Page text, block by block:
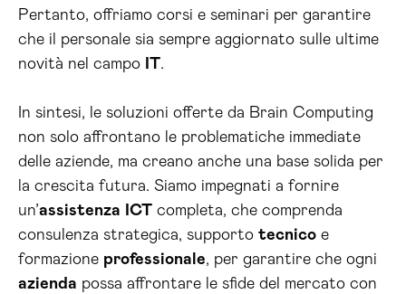
Pertanto, offriamo corsi e seminari per garantire
che il personale sia sempre aggiornato sulle ultime
novità nel campo IT.
In sintesi, le soluzioni offerte da Brain Computing
non solo affrontano le problematiche immediate
delle aziende, ma creano anche una base solida per
la crescita futura. Siamo impegnati a fornire
un’assistenza ICT completa, che comprenda
consulenza strategica, supporto tecnico e
formazione professionale, per garantire che ogni
azienda possa affrontare le sfide del mercato con